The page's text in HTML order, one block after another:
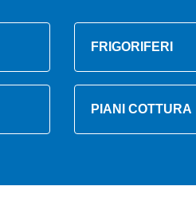
FRIGORIFERI
PIANI COTTURA